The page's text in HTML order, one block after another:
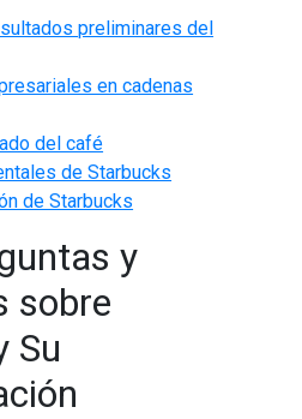
preliminares del
en cadenas
del café
de Starbucks
de Starbucks
y
sobre
Su